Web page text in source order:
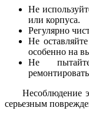
Не
или корпуса.
Регулярно
Не
особенно на
Не
Несоблюдение
серьезным